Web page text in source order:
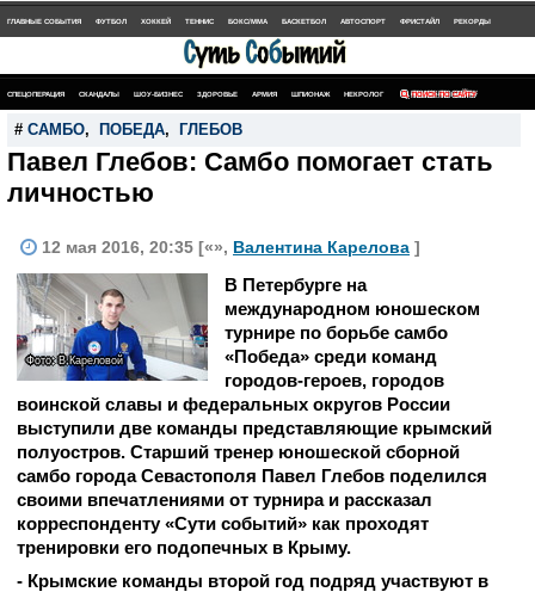
ГЛАВНЫЕ СОБЫТИЯ ФУТБОЛ ХОККЕЙ ТЕННИС БОКС/MMA БАСКЕТБОЛ АВТОСПОРТ ФРИСТАЙЛ РЕКОРДЫ
СПЕЦОПЕРАЦИЯ СКАНДАЛЫ ШОУ-БИЗНЕС ЗДОРОВЬЕ АРМИЯ ШПИОНАЖ НЕКРОЛОГ ПОИСК ПО САЙТУ
# САМБО, ПОБЕДА, ГЛЕБОВ
Павел Глебов: Самбо помогает стать
личностью
12 мая 2016, 20:35 [«», Валентина Карелова ]
Фото: В.Кареловой
В Петербурге на
международном юношеском
турнире по борьбе самбо
«Победа» среди команд
городов-героев, городов
воинской славы и федеральных округов России
выступили две команды представляющие крымский
полуостров. Старший тренер юношеской сборной
самбо города Севастополя Павел Глебов поделился
своими впечатлениями от турнира и рассказал
корреспонденту «Сути событий» как проходят
тренировки его подопечных в Крыму.
- Крымские команды второй год подряд участвуют в